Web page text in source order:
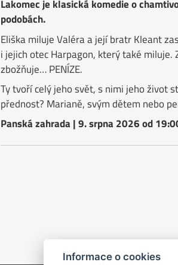
Lakomec je klasická komedie o
podobách.
Eliška miluje Valéra a její bratr Kleant
i jejich otec Harpagon, který také miluje.
zbožňuje… PENÍZE.
Ty tvoří celý jeho svět, s nimi jeho život
přednost? Marianě, svým dětem nebo
Panská zahrada | 9. srpna 2026 od
Informace o cookies